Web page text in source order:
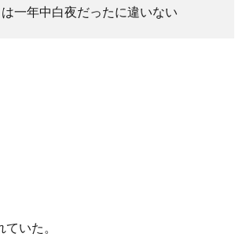
は一年中白夜だったに違いない
いた。